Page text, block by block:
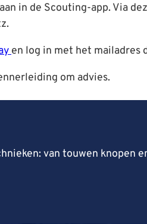
in de Scouting-app. Via
en log in met het
om advies.
van touwen knopen